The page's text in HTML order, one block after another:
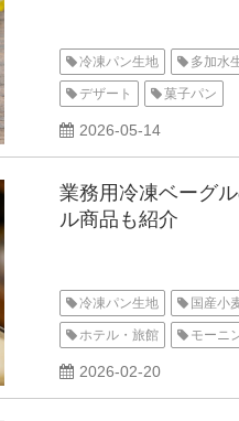
冷凍パン生地 多加水
デザート 菓子パン
2026-05-14
業務用冷凍ベーグ
ル商品も紹介
冷凍パン生地 国産小
ホテル・旅館 モーニ
整形済
2026-02-20